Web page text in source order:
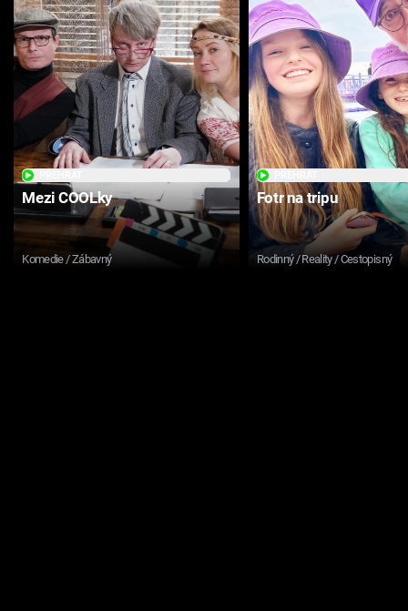
Mezi COOLky
Komedie / Zábavný
Fotr na tripu
Rodinný / Reality / Cestopisný